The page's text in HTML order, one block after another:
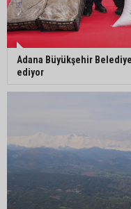
Adana Büyükşehir
ediyor